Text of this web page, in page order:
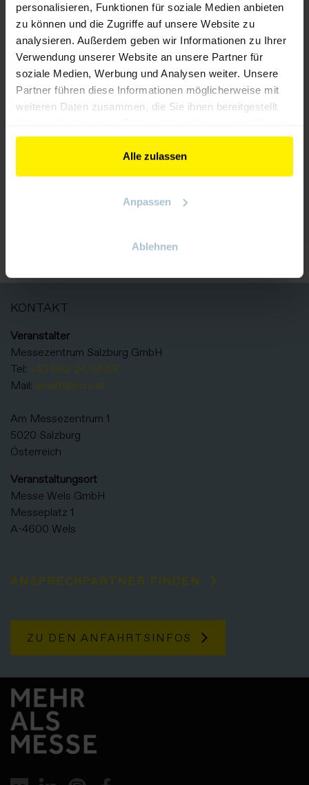
personalisieren, Funktionen für soziale Medien anbieten
zu können und die Zugriffe auf unsere Website zu
analysieren. Außerdem geben wir Informationen zu Ihrer
Verwendung unserer Website an unsere Partner für
soziale Medien, Werbung und Analysen weiter. Unsere
Partner führen diese Informationen möglicherweise mit
weiteren Daten zusammen, die Sie ihnen bereitgestellt
gesammelt haben.
Alle zulassen
Anpassen
Ablehnen
KONTAKT
Veranstalter
Messezentrum Salzburg GmbH
Tel: +43 662 24 04 83
Mail: smart@mzs.at
Am Messezentrum 1
5020 Salzburg
Österreich
Veranstaltungsort
Messe Wels GmbH
Messeplatz 1
A-4600 Wels
ANSPRECHPARTNER FINDEN
ZU DEN ANFAHRTSINFOS